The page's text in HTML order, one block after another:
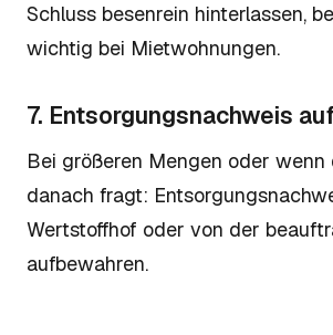
Schluss besenrein hinterlassen,
wichtig bei Mietwohnungen.
7. Entsorgungsnachweis
Bei größeren Mengen oder wenn
danach fragt:
Wertstoffhof oder von der
aufbewahren.